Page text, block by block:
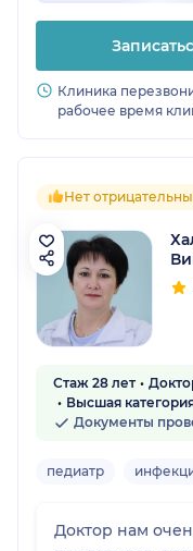
Клиника
рабочее время
Нет
Стаж 28 лет
Высшая
Документы
педиатр
Доктор нам